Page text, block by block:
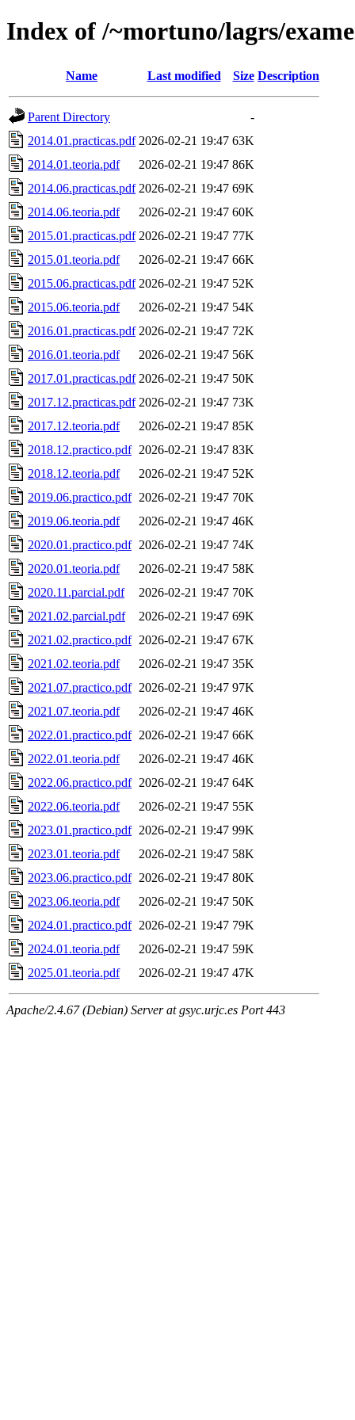
Index of /~mortuno/lagrs/
Name Last modified Size Description
Parent Directory
-
2014.01.practicas.pdf 2026-02-21 19:47 63K
2014.01.teoria.pdf
2026-02-21 19:47 86K
2014.06.practicas.pdf 2026-02-21 19:47 69K
2014.06.teoria.pdf
2026-02-21 19:47 60K
2015.01.practicas.pdf 2026-02-21 19:47 77K
2015.01.teoria.pdf
2026-02-21 19:47 66K
2015.06.practicas.pdf 2026-02-21 19:47 52K
2015.06.teoria.pdf
2026-02-21 19:47 54K
2016.01.practicas.pdf 2026-02-21 19:47 72K
2016.01.teoria.pdf
2026-02-21 19:47 56K
2017.01.practicas.pdf 2026-02-21 19:47 50K
2017.12.practicas.pdf 2026-02-21 19:47 73K
2017.12.teoria.pdf
2026-02-21 19:47 85K
2018.12.practico.pdf 2026-02-21 19:47 83K
2018.12.teoria.pdf
2026-02-21 19:47 52K
2019.06.practico.pdf 2026-02-21 19:47 70K
2019.06.teoria.pdf
2026-02-21 19:47 46K
2020.01.practico.pdf 2026-02-21 19:47 74K
2020.01.teoria.pdf
2026-02-21 19:47 58K
2020.11.parcial.pdf
2026-02-21 19:47 70K
2021.02.parcial.pdf
2026-02-21 19:47 69K
2021.02.practico.pdf 2026-02-21 19:47 67K
2021.02.teoria.pdf
2026-02-21 19:47 35K
2021.07.practico.pdf 2026-02-21 19:47 97K
2021.07.teoria.pdf
2026-02-21 19:47 46K
2022.01.practico.pdf 2026-02-21 19:47 66K
2022.01.teoria.pdf
2026-02-21 19:47 46K
2022.06.practico.pdf 2026-02-21 19:47 64K
2022.06.teoria.pdf
2026-02-21 19:47 55K
2023.01.practico.pdf 2026-02-21 19:47 99K
2023.01.teoria.pdf
2026-02-21 19:47 58K
2023.06.practico.pdf 2026-02-21 19:47 80K
2023.06.teoria.pdf
2026-02-21 19:47 50K
2024.01.practico.pdf 2026-02-21 19:47 79K
2024.01.teoria.pdf
2026-02-21 19:47 59K
2025.01.teoria.pdf
2026-02-21 19:47 47K
Apache/2.4.67 (Debian) Server at gsyc.urjc.es Port 443